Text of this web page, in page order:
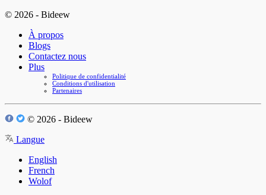
© 2026 - Bideew
À propos
Blogs
Contactez nous
Plus
Politique de confidentialité
Conditions d'utilisation
Partenaires
© 2026 - Bideew
Langue
English
French
Wolof